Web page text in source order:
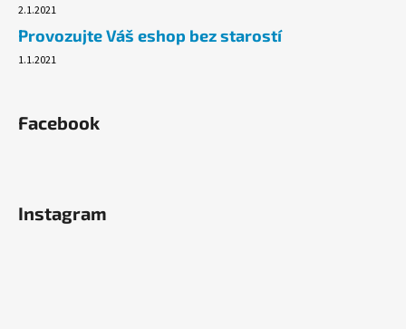
2.1.2021
Provozujte Váš eshop bez starostí
1.1.2021
Facebook
Instagram